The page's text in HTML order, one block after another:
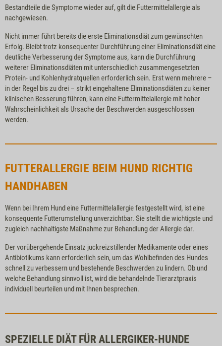
Bestandteile die Symptome wieder auf, gilt die Futtermittelallergie als
nachgewiesen.
Nicht immer führt bereits die erste Eliminationsdiät zum gewünschten
Erfolg. Bleibt trotz konsequenter Durchführung einer Eliminationsdiät eine
deutliche Verbesserung der Symptome aus, kann die Durchführung
weiterer Eliminationsdiäten mit unterschiedlich zusammengesetzten
Protein- und Kohlenhydratquellen erforderlich sein. Erst wenn mehrere –
in der Regel bis zu drei – strikt eingehaltene Eliminationsdiäten zu keiner
klinischen Besserung führen, kann eine Futtermittelallergie mit hoher
Wahrscheinlichkeit als Ursache der Beschwerden ausgeschlossen
werden.
FUTTERALLERGIE BEIM HUND RICHTIG
HANDHABEN
Wenn bei Ihrem Hund eine Futtermittelallergie festgestellt wird, ist eine
konsequente Futterumstellung unverzichtbar. Sie stellt die wichtigste und
zugleich nachhaltigste Maßnahme zur Behandlung der Allergie dar.
Der vorübergehende Einsatz juckreizstillender Medikamente oder eines
Antibiotikums kann erforderlich sein, um das Wohlbefinden des Hundes
schnell zu verbessern und bestehende Beschwerden zu lindern. Ob und
welche Behandlung sinnvoll ist, wird die behandelnde Tierarztpraxis
individuell beurteilen und mit Ihnen besprechen.
SPEZIELLE DIÄT FÜR ALLERGIKER-HUNDE